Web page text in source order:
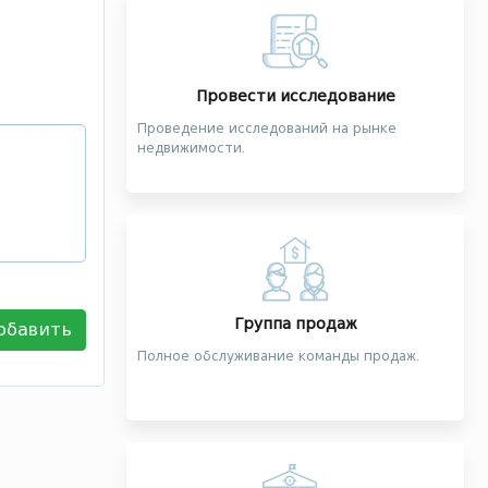
Провести исследование
Проведение исследований на рынке
недвижимости.
Группа продаж
Полное обслуживание команды продаж.